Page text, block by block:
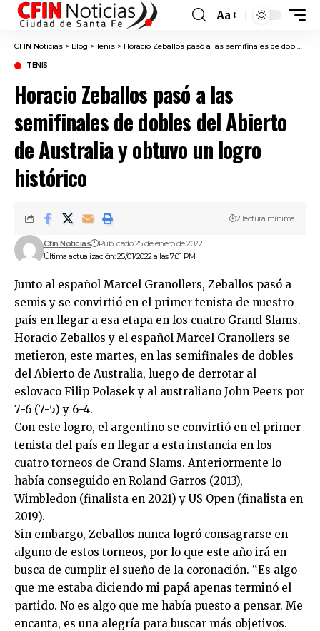
Font
Resizer
Aa
CFIN Noticias > Blog >Tenis > Horacio Zeballos pasó a las semifinales de dobles del Abierto de Australia y obtuvo un logro histórico
TENIS
Horacio Zeballos pasó a las
semifinales de dobles del Abierto
de Australia y obtuvo un logro
histórico
Última actualización: 25/01/2022 a las 7:01 PM
Cfin Noticias Publicado 25 de enero de 2022
2 lectura mínima
Junto al español Marcel Granollers, Zeballos pasó a
semis y se convirtió en el primer tenista de nuestro
país en llegar a esa etapa en los cuatro Grand Slams.
Horacio Zeballos y el español Marcel Granollers se
metieron, este martes, en las semifinales de dobles
del Abierto de Australia, luego de derrotar al
eslovaco Filip Polasek y al australiano John Peers por
7-6 (7-5) y 6-4.
Con este logro, el argentino se convirtió en el primer
tenista del país en llegar a esta instancia en los
cuatro torneos de Grand Slams. Anteriormente lo
había conseguido en Roland Garros (2013),
Wimbledon (finalista en 2021) y US Open (finalista en
2019).
Sin embargo, Zeballos nunca logró consagrarse en
alguno de estos torneos, por lo que este año irá en
busca de cumplir el sueño de la coronación. “Es algo
que me estaba diciendo mi papá apenas terminó el
partido. No es algo que me había puesto a pensar. Me
encanta, es una alegría para buscar más objetivos.